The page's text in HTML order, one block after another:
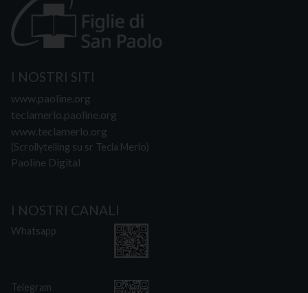
I NOSTRI SITI
www.paoline.org
teclamerlo.paoline.org
www.teclamerlo.org
(Scrollytelling su sr Tecla Merlo)
Paoline Digital
I NOSTRI CANALI
Whatsapp
Telegram